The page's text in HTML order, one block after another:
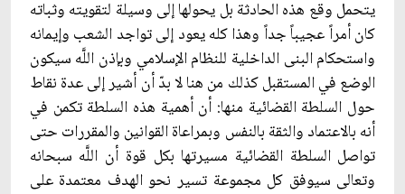
يتحمل وقع هذه الحادثة بل يحولها إلى وسيلة لتقويته وثباته
كان أمراً عجيباً جداً وهذا كله يعود إلى تواجد الشعب وإيمانه
واستحكام البنى الداخلية للنظام الإسلامي وبإذن اللَّه سيكون
الوضع في المستقبل كذلك من هنا لا بدّ أن أشير إلى عدة نقاط
حول السلطة القضائية منها: أن أهمية هذه السلطة تكمن في
أنه بالاعتماد والثقة بالنفس وبمراعاة القوانين والمقررات حتى
تواصل السلطة القضائية مسيرتها بكل قوة أن اللَّه سبحانه
وتعالى سيوفق كل مجموعة تسير نحو الهدف معتمدة على